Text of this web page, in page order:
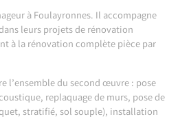
à Foulayronnes. Il accompagne
leurs projets de rénovation
à la rénovation complète pièce par
l’ensemble du second œuvre : pose
replaquage de murs, pose de
stratifié, sol souple), installation